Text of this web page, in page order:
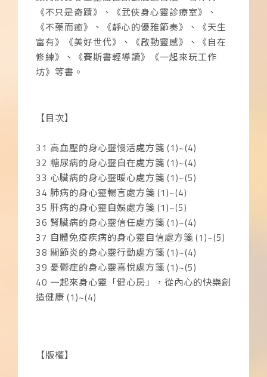
《不只是奇蹟》、《武俠身心靈診療室》、
《不藥而癒》、《靜心的優雅節奏》、《天生
富有》《美好世代》、《啟動靈感》、《自在
修練》、《賽斯書輕導讀》《一起來玩工作
坊》等書。
【目次】
31 高血壓的身心靈慢活處方箋 (1)~(4)
32 糖尿病的身心靈自在處方箋 (1)~(4)
33 心臟病的身心靈暖心處方箋 (1)~(5)
34 肺病的身心靈暢言處方箋 (1)~(4)
35 肝病的身心靈自娛處方箋 (1)~(5)
36 腎臟病的身心靈信任處方箋 (1)~(4)
37 自體免疫疾病的身心靈自信處方箋 (1)~(5)
38 關節炎的身心靈行動處方箋 (1)~(4)
39 憂鬱症的身心靈喜悅處方箋 (1)~(5)
40 一起來身心靈「健心房」，從內心的快樂創
造健康 (1)~(4)
【版權】